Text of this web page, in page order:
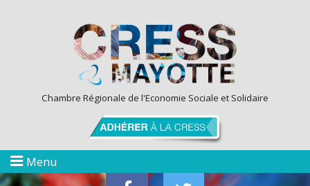
Chambre Régionale de l'Economie Sociale et Solidaire
Menu